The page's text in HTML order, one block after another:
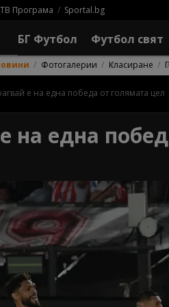
ТВ Програма Sportal.bg
БГ Футбол Футбол свят
Фотогалерии Класиране
е на една победа от голямата цел
на една